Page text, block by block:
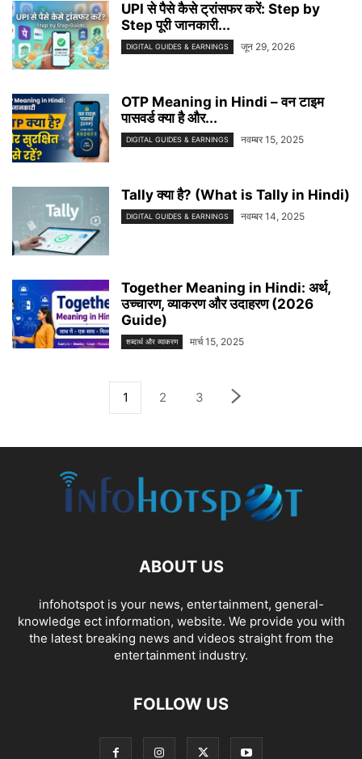
UPI से पैसे कैसे ट्रांसफर करें: Step by
Step पूरी जानकारी...
DIGITAL GUIDES & EARNINGS जून 29, 2026
OTP Meaning in Hindi – वन टाइम
पासवर्ड क्या है और...
DIGITAL GUIDES & EARNINGS नवम्बर 15, 2025
Tally क्या है? (What is Tally in Hindi)
DIGITAL GUIDES & EARNINGS नवम्बर 14, 2025
Together Meaning in Hindi: अर्थ,
उच्चारण, व्याकरण और उदाहरण (2026
Guide)
शब्दार्थ और व्याकरण मार्च 15, 2025
1 2 3
ABOUT US
infohotspot is your news, entertainment, general-
knowledge ect information, website. We provide you with
the latest breaking news and videos straight from the
entertainment industry.
FOLLOW US